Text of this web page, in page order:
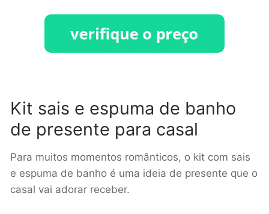
Kit sais e espuma de banho
de presente para casal
Para muitos momentos românticos, o kit com sais
e espuma de banho é uma ideia de presente que o
casal vai adorar receber.